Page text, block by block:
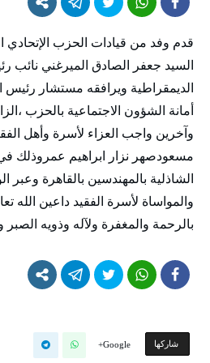
قدم وفد من قيادات الحزب الإتحادي
السيد جعفر الصادق الميرغني نائب
الديمقراطية ويرافقه مستشار رئيس
أمانة الشؤون الاجتماعية بالحزب
وآخرين واجب العزاء لأسرة وأهل
مسعودصهر نزار ابراهيم عمروذلك
الشاذلية بالمهندسين بالقاهرة
والمواساة لأسرة الفقيد داعين الله
بالرحمة والمغفرة ولآله وذويه الصبر
‫‫ شاركها‬ Google+